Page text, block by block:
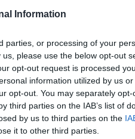
Information
parties, or processing of your
please use the below opt-out
opt-out request is processed
information utilized by us
opt-out. You may separately
third parties on the IAB’s list of
by us to third parties on the
it to other third parties.